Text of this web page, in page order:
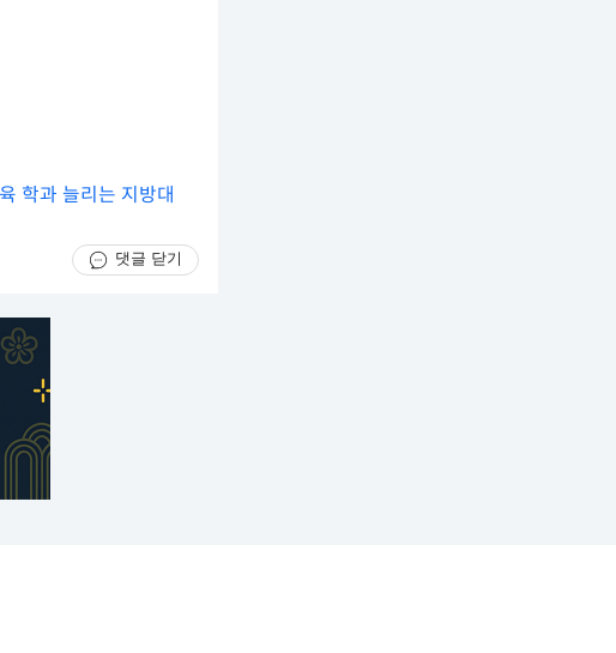
학과 늘리는 지방대
댓글 닫기